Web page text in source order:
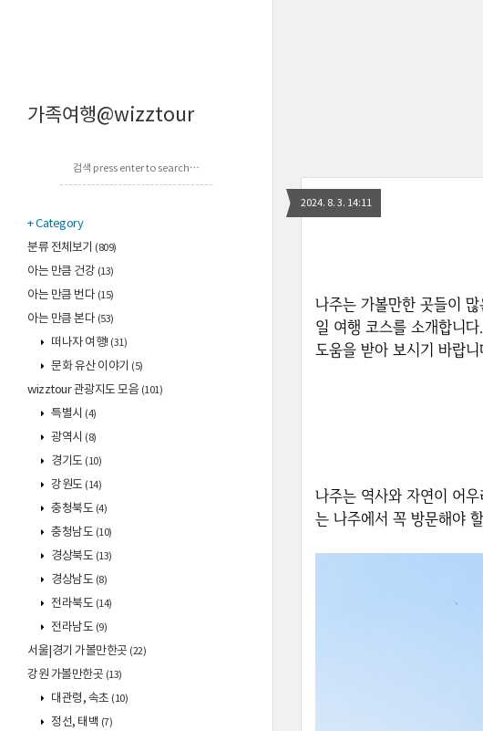
가족여행@wizztour
Category
분류 전체보기
(809)
아는 만큼 건강 (13)
아는 만큼 번다 (15)
아는 만큼 본다 (53)
떠나자 여행! (31)
문화 유산 이야기 (5)
wizztour 관광지도 모음 (101)
특별시 (4)
광역시 (8)
경기도 (10)
강원도 (14)
충청북도 (4)
충청남도 (10)
경상북도 (13)
경상남도 (8)
전라북도 (14)
전라남도 (9)
서울|경기 가볼만한곳 (22)
강원 가볼만한곳 (13)
대관령, 속초 (10)
정선, 태백 (7)
2024. 8. 3. 14:11
나주는 가볼만한 곳들이
일 여행 코스를 소개합니
도움을 받아 보시기 바랍니
나주는 역사와 자연이 어
는 나주에서 꼭 방문해야